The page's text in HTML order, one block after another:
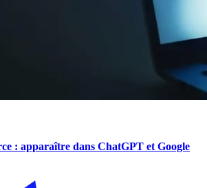
: apparaître dans ChatGPT et Google